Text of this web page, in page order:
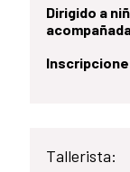
Dirigido a
Tallerista: